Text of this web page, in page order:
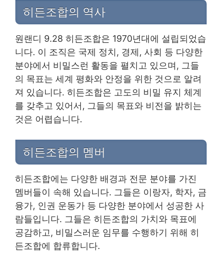
히든조합의 역사
원랜디 9.28 히든조합은 1970년대에 설립되었습
니다. 이 조직은 국제 정치, 경제, 사회 등 다양한
분야에서 비밀스런 활동을 펼치고 있으며, 그들
의 목표는 세계 평화와 안정을 위한 것으로 알려
져 있습니다. 히든조합은 고도의 비밀 유지 체계
를 갖추고 있어서, 그들의 목표와 비전을 밝히는
것은 어렵습니다.
히든조합의 멤버
히든조합에는 다양한 배경과 전문 분야를 가진
멤버들이 속해 있습니다. 그들은 이랑자, 학자, 금
융가, 인권 운동가 등 다양한 분야에서 성공한 사
람들입니다. 그들은 히든조합의 가치와 목표에
공감하고, 비밀스러운 임무를 수행하기 위해 히
든조합에 합류합니다.